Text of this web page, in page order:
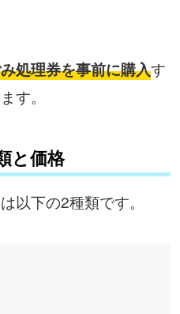
処理券を事前に購入す
す。
と価格
以下の2種類です。